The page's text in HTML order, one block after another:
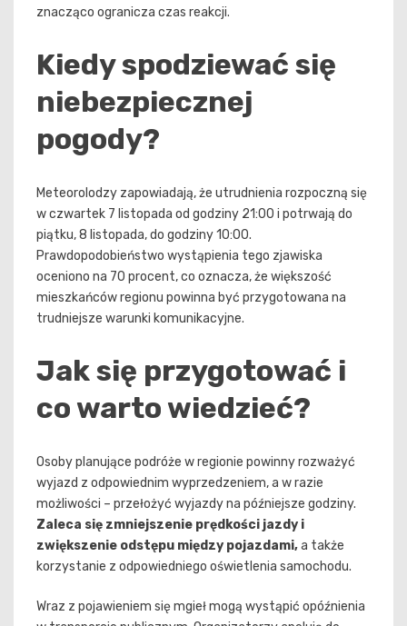
znacząco ogranicza czas reakcji.
Kiedy spodziewać się
niebezpiecznej
pogody?
Meteorolodzy zapowiadają, że utrudnienia rozpoczną się
w czwartek 7 listopada od godziny 21:00 i potrwają do
piątku, 8 listopada, do godziny 10:00.
Prawdopodobieństwo wystąpienia tego zjawiska
oceniono na 70 procent, co oznacza, że większość
mieszkańców regionu powinna być przygotowana na
trudniejsze warunki komunikacyjne.
Jak się przygotować i
co warto wiedzieć?
Osoby planujące podróże w regionie powinny rozważyć
wyjazd z odpowiednim wyprzedzeniem, a w razie
możliwości – przełożyć wyjazdy na późniejsze godziny.
Zaleca się zmniejszenie prędkości jazdy i
zwiększenie odstępu między pojazdami,a także
korzystanie z odpowiedniego oświetlenia samochodu.
Wraz z pojawieniem się mgieł mogą wystąpić opóźnienia